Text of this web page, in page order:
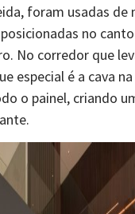
foram usadas de
no
No corredor que
especial é a cava
o painel, criando